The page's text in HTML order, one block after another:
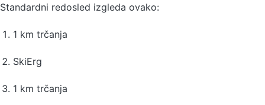
Standardni redosled izgleda ovako:
1 km trčanja
SkiErg
1 km trčanja